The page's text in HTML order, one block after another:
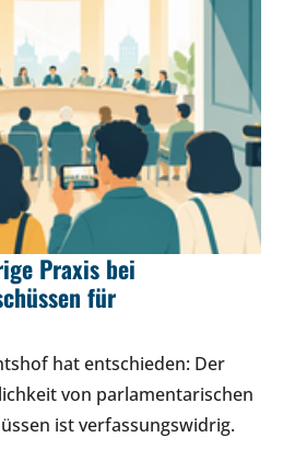
Praxis bei
für
hat entschieden: Der
von parlamentarischen
ist verfassungswidrig.